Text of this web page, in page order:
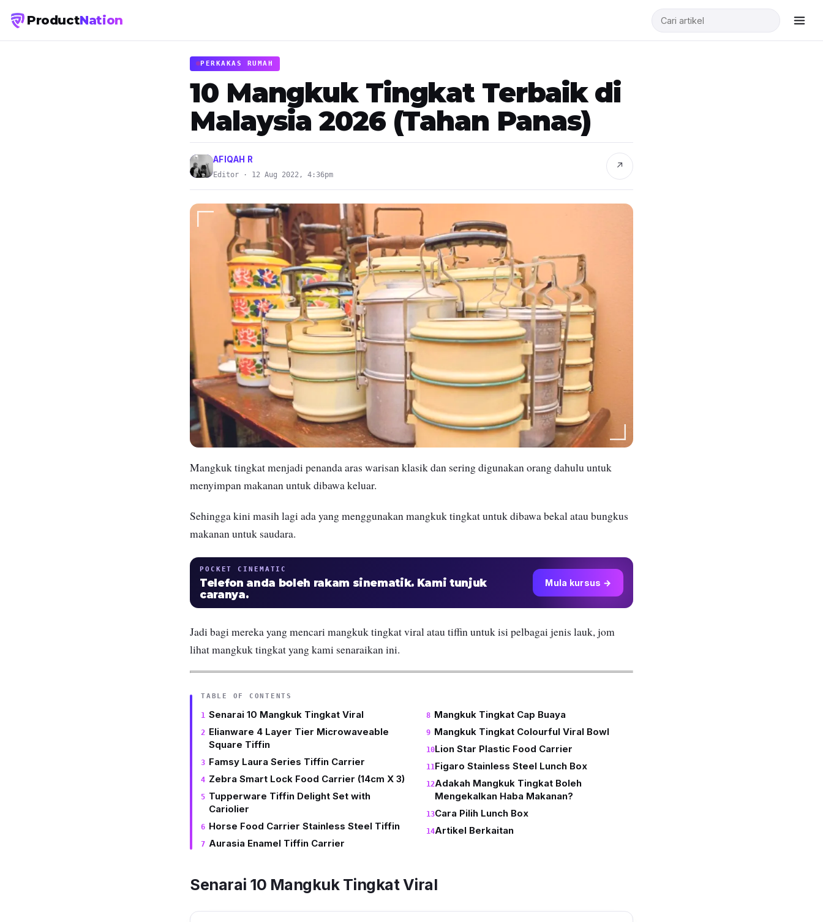
ProductNation
PERKAKAS RUMAH
10 Mangkuk Tingkat Terbaik di
Malaysia 2026 (Tahan Panas)
AFIQAH R
Editor · 12 Aug 2022, 4:36pm
↗
Mangkuk tingkat menjadi penanda aras warisan klasik dan sering digunakan orang dahulu untuk
menyimpan makanan untuk dibawa keluar.
Sehingga kini masih lagi ada yang menggunakan mangkuk tingkat untuk dibawa bekal atau bungkus
makanan untuk saudara.
POCKET CINEMATIC
Telefon anda boleh rakam sinematik. Kami tunjuk
caranya.
Mula kursus →
Jadi bagi mereka yang mencari mangkuk tingkat viral atau tiffin untuk isi pelbagai jenis lauk, jom
lihat mangkuk tingkat yang kami senaraikan ini.
TABLE OF CONTENTS
Senarai 10 Mangkuk Tingkat Viral
Elianware 4 Layer Tier Microwaveable
Square Tiffin
Famsy Laura Series Tiffin Carrier
Zebra Smart Lock Food Carrier (14cm X 3)
Tupperware Tiffin Delight Set with
Cariolier
Horse Food Carrier Stainless Steel Tiffin
Aurasia Enamel Tiffin Carrier
Mangkuk Tingkat Cap Buaya
Mangkuk Tingkat Colourful Viral Bowl
Lion Star Plastic Food Carrier
Figaro Stainless Steel Lunch Box
Adakah Mangkuk Tingkat Boleh
Mengekalkan Haba Makanan?
Cara Pilih Lunch Box
Artikel Berkaitan
Senarai 10 Mangkuk Tingkat Viral